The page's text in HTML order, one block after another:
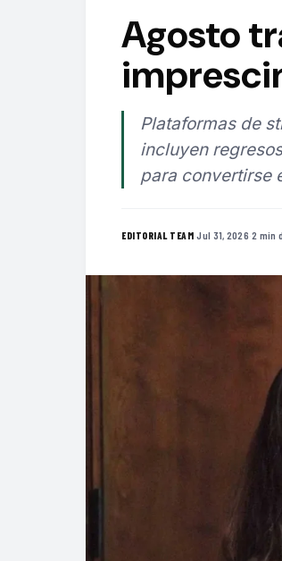
Agosto
Plataformas de
incluyen
para convertirse
EDITORIAL TEAM·Jul 31, 2026·2 min